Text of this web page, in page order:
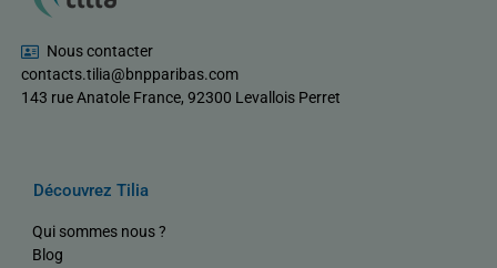
Nous contacter
contacts.tilia@bnpparibas.com
143 rue Anatole France, 92300 Levallois Perret
Découvrez Tilia
Qui sommes nous ?
Blog